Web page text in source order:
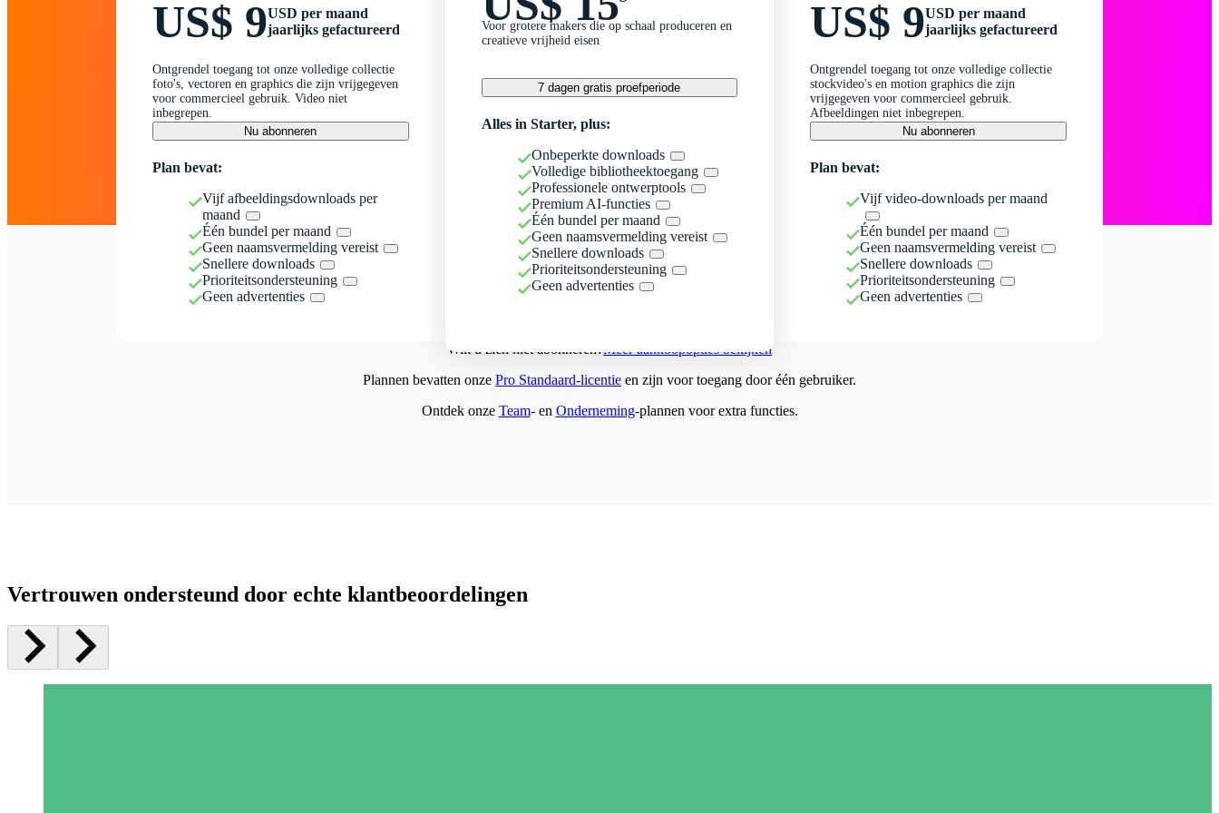
US$ 9USD per maand
jaarlijks gefactureerd
Ontgrendel toegang tot onze volledige collectie
foto's, vectoren en graphics die zijn vrijgegeven
voor commercieel gebruik. Video niet
inbegrepen.
Nu abonneren
Plan bevat:
Vijf afbeeldingsdownloads per
maand
Één bundel per maand
Geen naamsvermelding vereist
Snellere downloads
Prioriteitsondersteuning
Geen advertenties
Voor grotere makers die op schaal produceren en
creatieve vrijheid eisen
7 dagen gratis proefperiode
Alles in Starter, plus:
Onbeperkte downloads
Volledige bibliotheektoegang
Professionele ontwerptools
Premium AI-functies
Één bundel per maand
Geen naamsvermelding vereist
Snellere downloads
Prioriteitsondersteuning
Geen advertenties
US$ 9USD per maand
jaarlijks gefactureerd
Ontgrendel toegang tot onze volledige collectie
stockvideo's en motion graphics die zijn
vrijgegeven voor commercieel gebruik.
Afbeeldingen niet inbegrepen.
Nu abonneren
Plan bevat:
Vijf video-downloads per maand
Één bundel per maand
Geen naamsvermelding vereist
Snellere downloads
Prioriteitsondersteuning
Geen advertenties
Wilt u zich niet abonneren?Meer aankoopopties bekijken
Plannen bevatten onze Pro Standaard-licentie en zijn voor toegang door één gebruiker.
Ontdek onze Team- en Onderneming-plannen voor extra functies.
Vertrouwen ondersteund door echte klantbeoordelingen